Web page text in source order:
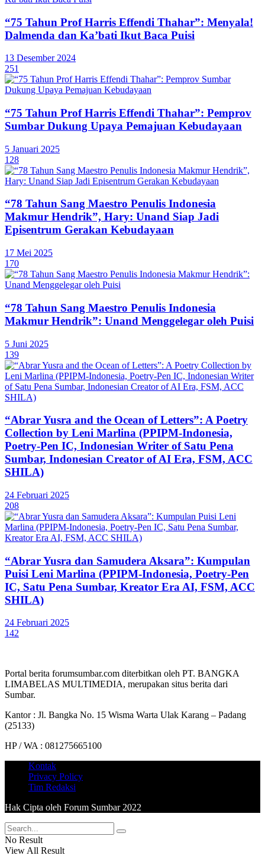
“75 Tahun Prof Harris Effendi Thahar”: Menyala!
Dalmenda dan Ka’bati Ikut Baca Puisi
13 Desember 2024
251
“75 Tahun Prof Harris Effendi Thahar”: Pemprov
Sumbar Dukung Upaya Pemajuan Kebudayaan
5 Januari 2025
128
“78 Tahun Sang Maestro Penulis Indonesia
Makmur Hendrik”, Hary: Unand Siap Jadi
Episentrum Gerakan Kebudayaan
17 Mei 2025
170
“78 Tahun Sang Maestro Penulis Indonesia
Makmur Hendrik”: Unand Menggelegar oleh Puisi
5 Juni 2025
139
“Abrar Yusra and the Ocean of Letters”: A Poetry
Collection by Leni Marlina (PPIPM-Indonesia,
Poetry-Pen IC, Indonesian Writer of Satu Pena
Sumbar, Indonesian Creator of AI Era, FSM, ACC
SHILA)
24 Februari 2025
208
“Abrar Yusra dan Samudera Aksara”: Kumpulan
Puisi Leni Marlina (PPIPM-Indonesia, Poetry-Pen
IC, Satu Pena Sumbar, Kreator Era AI, FSM, ACC
SHILA)
24 Februari 2025
142
Portal berita forumsumbar.com diterbitkan oleh PT. BANGKA
LIMABELAS MULTIMEDIA, merupakan situs berita dari
Sumbar.
Kantor : Jl. Bangka No. 15 Wisma Warta Ulak Karang – Padang
(25133)
HP / WA : 081275665100
Kontak
Privacy Policy
Tim Redaksi
Hak Cipta oleh Forum Sumbar 2022
No Result
View All Result